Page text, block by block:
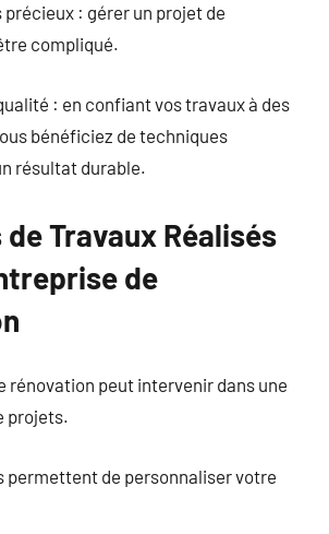
précieux : gérer un projet de
compliqué.
: en confiant vos travaux à des
bénéficiez de techniques
résultat durable.
de Travaux Réalisés
de
rénovation peut intervenir dans une
projets.
permettent de personnaliser votre